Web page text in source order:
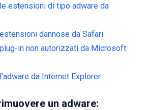
estensioni di tipo adware da
dannose da Safari.
in non autorizzati da Microsoft
da Internet Explorer.
un adware: